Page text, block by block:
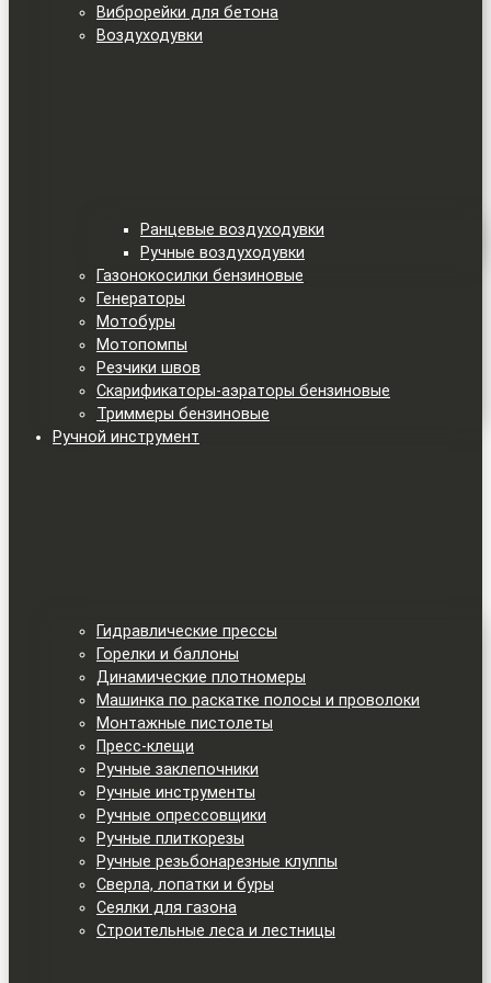
Виброрейки для бетона
Воздуходувки
Ранцевые воздуходувки
Ручные воздуходувки
Газонокосилки бензиновые
Генераторы
Мотобуры
Мотопомпы
Резчики швов
Скарификаторы-аэраторы бензиновые
Триммеры бензиновые
Ручной инструмент
Гидравлические прессы
Горелки и баллоны
Динамические плотномеры
Машинка по раскатке полосы и проволоки
Монтажные пистолеты
Пресс-клещи
Ручные заклепочники
Ручные инструменты
Ручные опрессовщики
Ручные плиткорезы
Ручные резьбонарезные клуппы
Сверла, лопатки и буры
Сеялки для газона
Строительные леса и лестницы